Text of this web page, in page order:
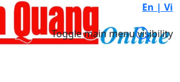
En | Vi
Toggle main menu visibility